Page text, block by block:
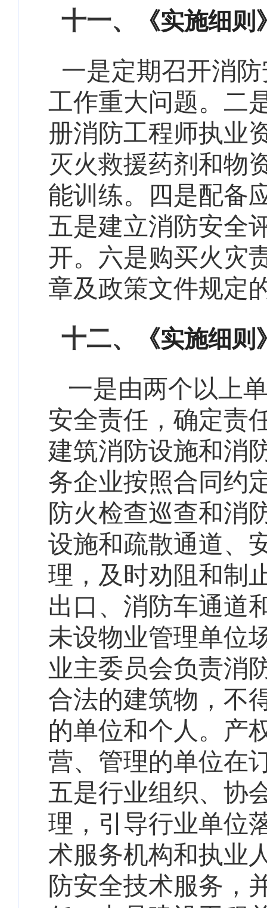
十一、 《实施细
一是定期召开消
工作重大问题。二
册消防工程师执业
灭火救援药剂和物
能训练。四是配备
五是建立消防安全
开。六是购买火灾
章及政策文件规定
十二、
《实施细
一是由两个以上
安全责任，确定责
建筑消防设施和消
务企业按照合同约
防火检查巡查和消
设施和疏散通道、
理，及时劝阻和制
出口、消防车通道
未设物业管理单位
业主委员会负责消
合法的建筑物，不
的单位和个人。产
营、管理的单位在
五是行业组织、协
理，引导行业单位
术服务机构和执业
防安全技术服务，